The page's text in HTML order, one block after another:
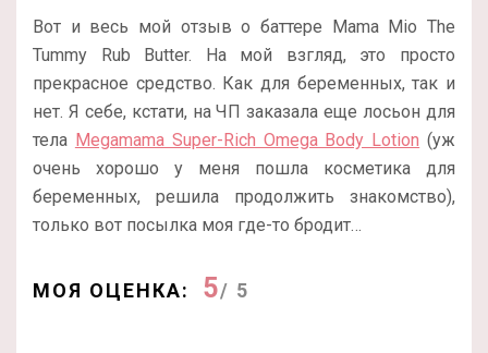
Вот и весь мой отзыв о баттере Mama Mio The
Tummy Rub Butter. На мой взгляд, это просто
прекрасное средство. Как для беременных, так и
нет. Я себе, кстати, на ЧП заказала еще лосьон для
тела Megamama Super-Rich Omega Body Lotion (уж
очень хорошо у меня пошла косметика для
беременных, решила продолжить знакомство),
только вот посылка моя где-то бродит…
МОЯ ОЦЕНКА: 5/ 5